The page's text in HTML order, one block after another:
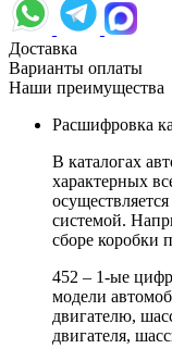
Доставка
Варианты оплаты
Наши преимущества
Расшифровка
В каталогах
характерных
системой.
сборе коробки
452 – 1-ые
модели
двигателю,
двигателя,